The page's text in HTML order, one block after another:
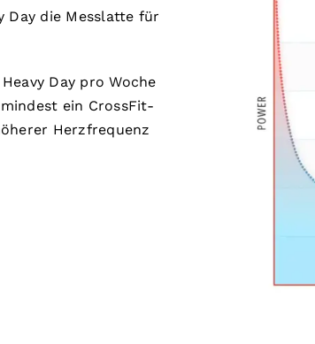
Day die Messlatte für
Day pro Woche
ein CrossFit-
Herzfrequenz